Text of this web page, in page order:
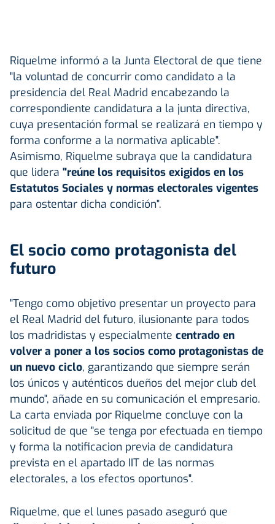
Riquelme informó a la Junta Electoral de que tiene
"la voluntad de concurrir como candidato a la
presidencia del Real Madrid encabezando la
correspondiente candidatura a la junta directiva,
cuya presentación formal se realizará en tiempo y
forma conforme a la normativa aplicable".
Asimismo, Riquelme subraya que la candidatura
que lidera "reúne los requisitos exigidos en los
Estatutos Sociales y normas electorales vigentes
para ostentar dicha condición".
El socio como protagonista del
futuro
"Tengo como objetivo presentar un proyecto para
el Real Madrid del futuro, ilusionante para todos
los madridistas y especialmente centrado en
volver a poner a los socios como protagonistas de
un nuevo ciclo, garantizando que siempre serán
los únicos y auténticos dueños del mejor club del
mundo", añade en su comunicación el empresario.
La carta enviada por Riquelme concluye con la
solicitud de que "se tenga por efectuada en tiempo
y forma la notificacion previa de candidatura
prevista en el apartado IIT de las normas
electorales, a los efectos oportunos".
Riquelme, que el lunes pasado aseguró que